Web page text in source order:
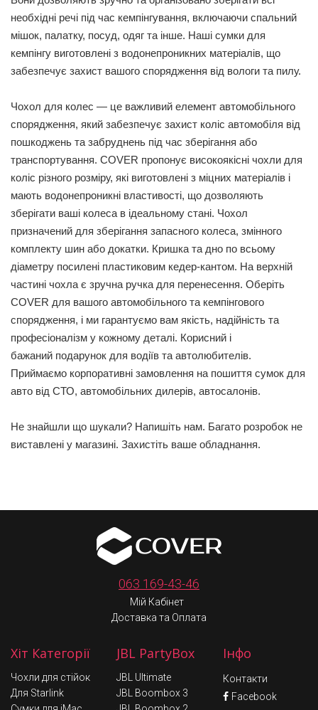
необхідні речі під час кемпінгування, включаючи спальний
мішок, палатку, посуд, одяг та інше. Наші сумки для
кемпінгу виготовлені з водонепроникних матеріалів, що
забезпечує захист вашого спорядження від вологи та пилу.
Чохол для колес — це важливий елемент автомобільного
спорядження, який забезпечує захист коліс автомобіля від
пошкоджень та забруднень під час зберігання або
транспортування. COVER пропонує високоякісні чохли для
коліс різного розміру, які виготовлені з міцних матеріалів і
мають водонепроникні властивості, що дозволяють
зберігати ваші колеса в ідеальному стані. Чохол
призначений для зберігання запасного колеса, змінного
комплекту шин або докатки. Кришка та дно по всьому
діаметру посилені пластиковим кедер-кантом. На верхній
частині чохла є зручна ручка для перенесення. Оберіть
COVER для вашого автомобільного та кемпінгового
спорядження, і ми гарантуємо вам якість, надійність та
професіоналізм у кожному деталі. Корисний і
бажаний подарунок для водіїв та автолюбителів.
Приймаємо корпоративні замовлення на пошиття сумок для
авто від СТО, автомобільних дилерів, автосалонів.
Не знайшли що шукали? Напишіть нам. Багато розробок не
виставлені у магазині. Захистіть ваше обладнання.
063 169-43-46
Мій Кабінет
Доставка та Оплата
Хіт Категорії
Чохли для стійок
Для Starlink
JBL PartyBox
JBL Ultimate
JBL Boombox 3
Інфо
Контакти
Facebook